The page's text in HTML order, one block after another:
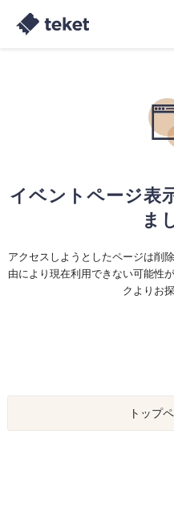
イベントページ表
ま
アクセスしようとしたページは削
由により現在利用できない可能性
クよりお
トップ